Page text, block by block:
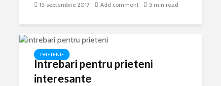
15 septembrie 2017 Add comment 5 min read
PRIETENIE
Intrebari pentru prieteni
interesante